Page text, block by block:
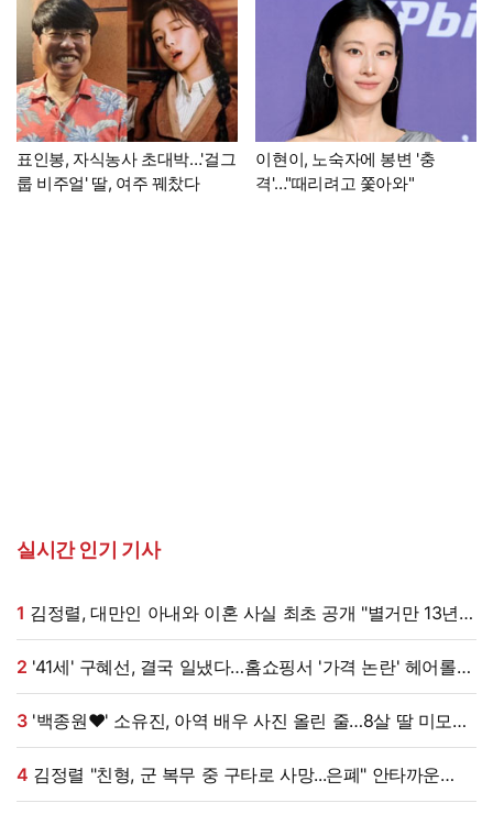
표인봉, 자식농사 초대박…'걸그
룹 비주얼' 딸, 여주 꿰찼다
이현이, 노숙자에 봉변 '충
격'…"때리려고 쫓아와"
실시간 인기 기사
1
(데이앤나잇)
2
대박, 무려 '3만 장' 돌파 [엑's 이슈]
3'백종원♥' 소유진, 아역 배우 사진 올린 줄…8살 딸 미모
대박, 연예인 시켜도 되겠어 [★해시태그]
4
가족사 (데이앤나잇)[전일야화]